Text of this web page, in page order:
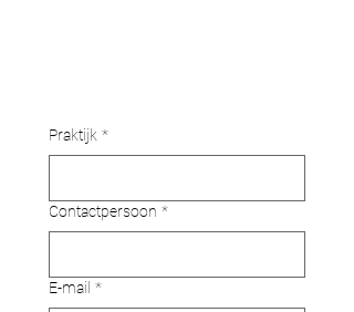
Praktijk *
Contactpersoon *
E-mail *